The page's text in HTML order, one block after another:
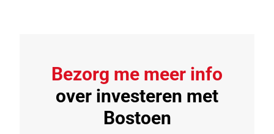
Bezorg me meer info
over investeren met
Bostoen